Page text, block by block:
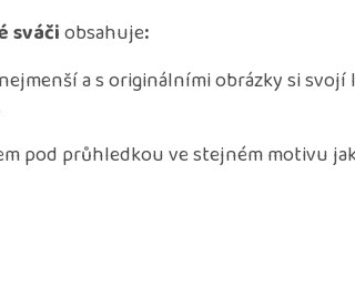
sváčiobsahuje:
a s originálními obrázky si svojí
pod průhledkou ve stejném motivu